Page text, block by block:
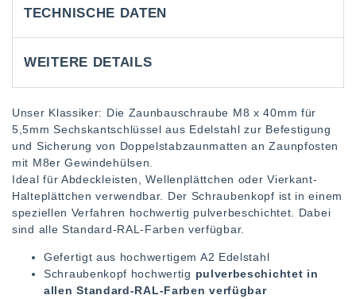
TECHNISCHE DATEN
WEITERE DETAILS
Unser Klassiker: Die Zaunbauschraube M8 x 40mm für
5,5mm Sechskantschlüssel aus Edelstahl zur Befestigung
und Sicherung von Doppelstabzaunmatten an Zaunpfosten
mit M8er Gewindehülsen.
Ideal für Abdeckleisten, Wellenplättchen oder Vierkant-
Halteplättchen verwendbar. Der Schraubenkopf ist in einem
speziellen Verfahren hochwertig pulverbeschichtet. Dabei
sind alle Standard-RAL-Farben verfügbar.
Gefertigt aus hochwertigem A2 Edelstahl
Schraubenkopf hochwertig pulverbeschichtet in
allen Standard-RAL-Farben verfügbar